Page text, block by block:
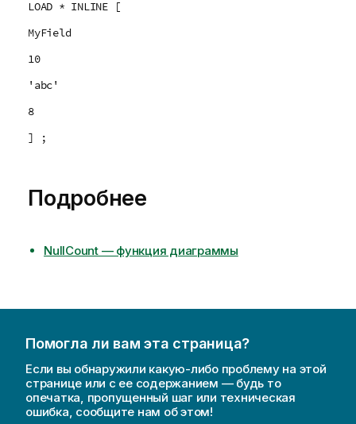
LOAD * INLINE [
MyField
10
'abc'
8
] ;
Подробнее
NullCount — функция диаграммы
Помогла ли вам эта страница?
Если вы обнаружили какую-либо проблему на этой
странице или с ее содержанием — будь то
опечатка, пропущенный шаг или техническая
ошибка, сообщите нам об этом!